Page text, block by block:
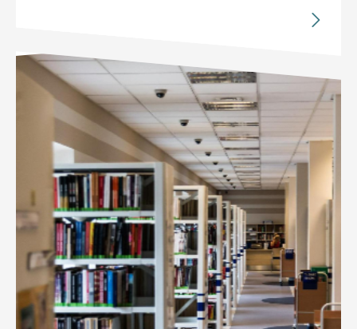

Медицина и здравоохранение
Реализовать управление лакомством в больнице.
Гарантируем безопасное использование
лекарственных средств и медицинских
инструментов. Помогите больничной системе
построить надежную и безопасную систему
управления.